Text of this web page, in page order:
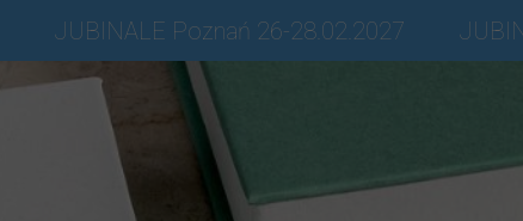
JUBINALE Poznań 26-28.02.2027